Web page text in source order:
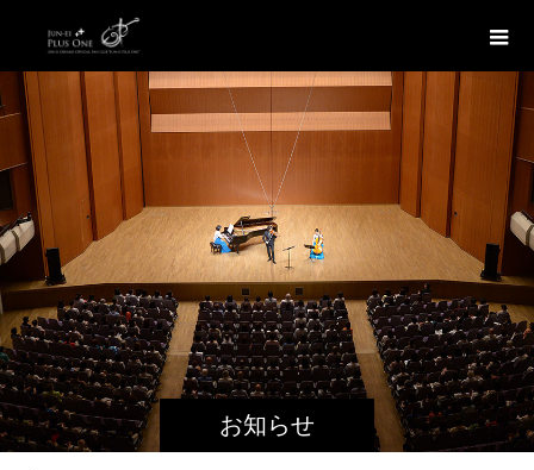
お知らせ